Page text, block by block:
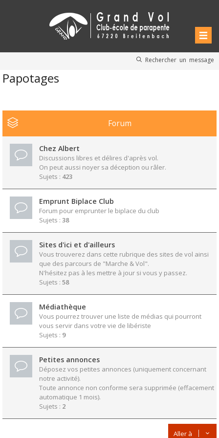
Rechercher un message
Papotages
Forum
Chez Albert
Discussions libres et délires d'après vol.
On peut aussi noyer sa déception ou râler.
Sujets : 423
Emprunt Biplace Club
Forum pour emprunter le biplace du club
Sujets : 38
Sites d'ici et d'ailleurs
Vous trouverez dans cette rubrique des sites de vol ainsi
que des parcours de "Marche & Vol".
N'hésitez pas à les mettre à jour si vous y passez.
Sujets : 58
Médiathèque
Vous pourrez trouver une liste de médias qui pourront
vous servir dans votre vie de libériste
Sujets : 9
Petites annonces
Déposez vos petites annonces (uniquement concernant
notre activité).
Toute annonce non conforme sera supprimée (effacement
automatique 1 mois).
Sujets : 2
Aller à